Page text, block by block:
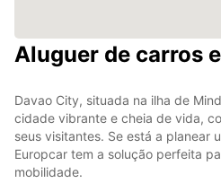
Aluguer de carros
Davao City, situada na ilha de
cidade vibrante e cheia de vida,
seus visitantes. Se está a planear
Europcar tem a solução perfeita
mobilidade.